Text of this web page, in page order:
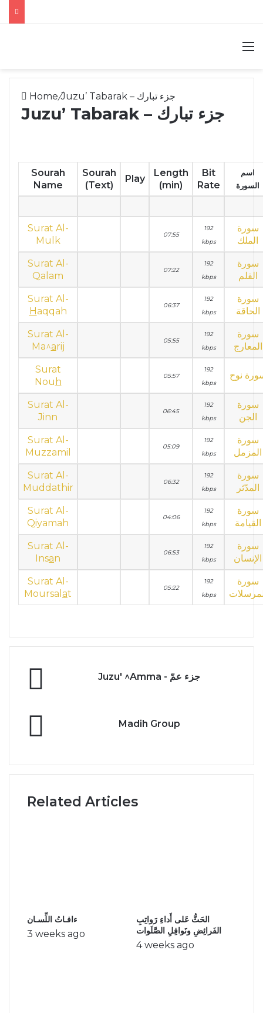
Home/ Juzu’ Tabarak – جزء تبارك
Juzu’ Tabarak – جزء تبارك
Sourah
Name
Sourah
(Text)
Play
Length
(min)
Bit
Rate
اسم
السورة
Surat Al-
Mulk
07:55
192
kbps
سورة
الملك
Surat Al-
Qalam
07:22
192
kbps
سورة
القلم
Surat Al-
Haqqah
06:37
192
kbps
سورة
الحاقة
Surat Al-
Ma^arij
05:55
192
kbps
سورة
المعارج
Surat
Nou h
05:57
192
kbps
نوح
Surat Al-
Jinn
06:45
192
kbps
سورة
الجن
Surat Al-
Muzzamil
05:09
192
kbps
سورة
المزمل
Surat Al-
Muddathir
06:32
192
kbps
سورة
المدّثر
Surat Al-
Qiyamah
04:06
192
kbps
سورة
القيامة
Surat Al-
Insan
06:53
192
kbps
سورة
الإنسان
Surat Al-
Moursal at
05:22
192
kbps
سورة
^Amma
Juzu' ^Amma - جزء عمّ
Madih Group
Related Articles
ءافـاتُ اللِّسـان
3 weeks ago
الحَثُّ عَلى أَداءِ رَواتِبِ
الفَرائِضِ ونَوافِلِ الصَّلَوات
4 weeks ago